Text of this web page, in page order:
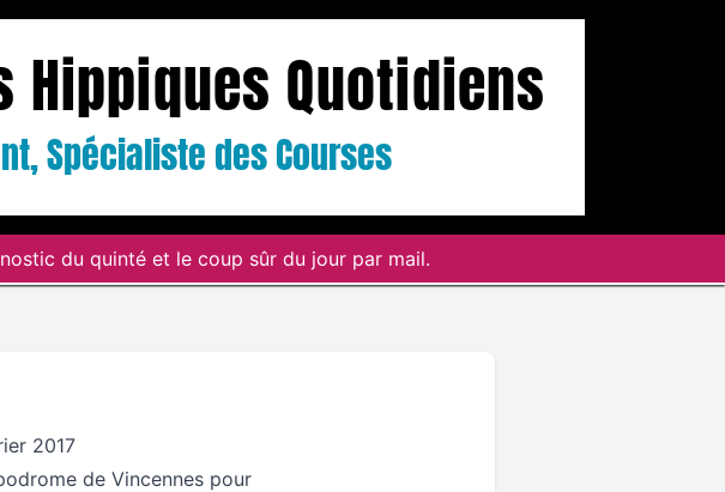
Quotidiens
Spécialiste des Courses
du quinté et le coup sûr du jour par mail.
2017
de Vincennes pour